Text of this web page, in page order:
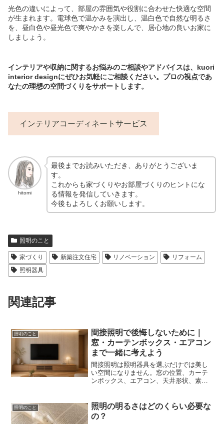
光色の違いによって、部屋の雰囲気や役割に合わせた快適な空間
が生まれます。電球色で温かみを演出し、温白色で自然な明るさ
を、昼白色や昼光色で爽やかさを楽しんで、居心地の良いお家に
しましょう。
インテリアや収納に関するお悩みのご相談やアドバイスは、kuori
interior designにぜひお気軽にご相談ください。プロの視点であ
なたの理想の空間づくりをサポートします。
インテリアコーディネートサービス
hitomi
最後までお読みいただき、ありがとうございま
す。
これからも家づくりやお部屋づくりのヒントにな
る情報を発信していきます。
今後もよろしくお願いします。
照明のこと
家づくり 新築注文住宅 リノベーション
リフォーム
照明器具
関連記事
照明のこと
間接照明で後悔しないために｜
窓・カーテンボックス・エアコン
まで一緒に考えよう
間接照明は照明器具を選ぶだけでは美し
い空間になりません。窓の位置、カーテ
ンボックス、エアコン、天井形状、素材
住んでから後悔しない間接照明の考え方
をご紹介します。
照明のこと
照明の明るさはどのくらい必要な
の？